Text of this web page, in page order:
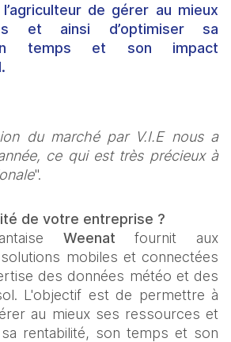
de gérer au mieux
et ainsi d’optimiser sa
temps et son impact
du marché par V.I.E nous a
ce qui est très précieux à
".
de votre entreprise ?
Weenat fournit aux
mobiles et connectées
des données météo et des
L'objectif est de permettre à
au mieux ses ressources et
sa rentabilité, son temps et son